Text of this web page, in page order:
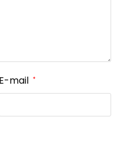
E-mail *